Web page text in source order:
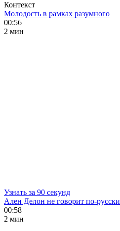
Контекст
Молодость в рамках разумного
00:56
2 мин
Узнать за 90 секунд
Ален Делон не говорит по-русски
00:58
2 мин